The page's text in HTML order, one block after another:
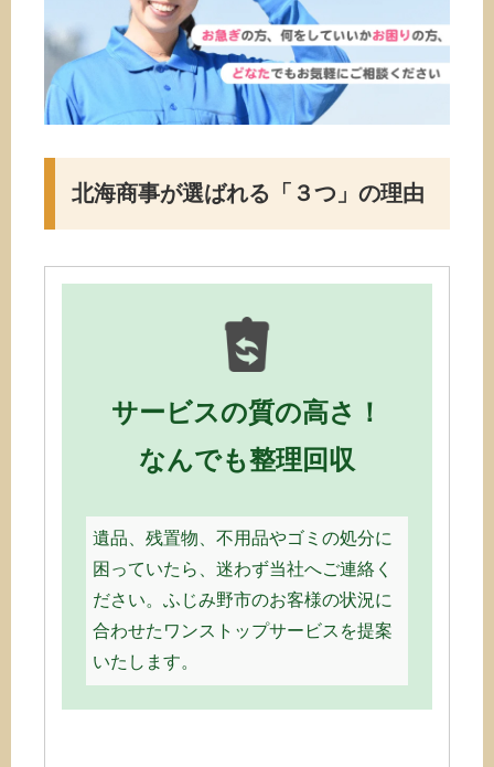
北海商事が選ばれる 「３つ」の理由
サービスの質の高さ！
なんでも整理回収
遺品、残置物、不用品やゴミの処分に
困っていたら、迷わず当社へご連絡く
ださい。ふじみ野市のお客様の状況に
合わせたワンストップサービスを提案
いたします。